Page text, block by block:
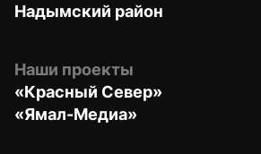
Надымский район
Наши проекты
«Красный Север»
«Ямал-Медиа»